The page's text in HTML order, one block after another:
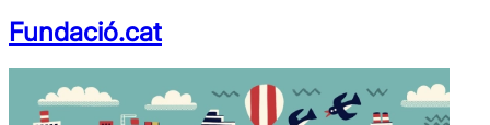
Fundació.cat